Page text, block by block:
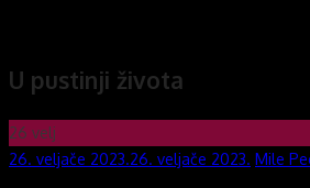
content
U pustinji života
26 velj
Posted
26. veljače 2023.26. veljače 2023. Author
Mile